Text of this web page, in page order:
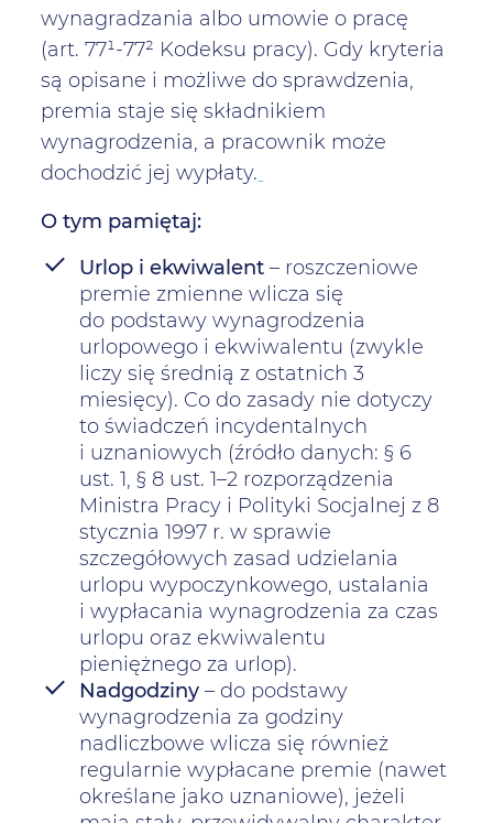
wynagradzania albo umowie o pracę
(art. 77¹-77² Kodeksu pracy). Gdy kryteria
są opisane i możliwe do sprawdzenia,
premia staje się składnikiem
wynagrodzenia, a pracownik może
dochodzić jej wypłaty.
O tym pamiętaj:
Urlop i ekwiwalent– roszczeniowe
premie zmienne wlicza się
do podstawy wynagrodzenia
urlopowego i ekwiwalentu (zwykle
liczy się średnią z ostatnich 3
miesięcy). Co do zasady nie dotyczy
to świadczeń incydentalnych
i uznaniowych (źródło danych: § 6
ust. 1, § 8 ust. 1–2 rozporządzenia
Ministra Pracy i Polityki Socjalnej z 8
stycznia 1997 r. w sprawie
szczegółowych zasad udzielania
urlopu wypoczynkowego, ustalania
i wypłacania wynagrodzenia za czas
urlopu oraz ekwiwalentu
pieniężnego za urlop).
Nadgodziny – do podstawy
wynagrodzenia za godziny
nadliczbowe wlicza się również
regularnie wypłacane premie (nawet
określane jako uznaniowe), jeżeli